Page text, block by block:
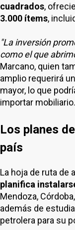
cuadrados,
3.000 ítems,
"La inversión
como el que
Marcano, quien
amplio requerirá
mayor, lo que
importar mobiliario.
Los planes
país
La hoja de ruta de
planifica
Mendoza,
además de
petrolera para su